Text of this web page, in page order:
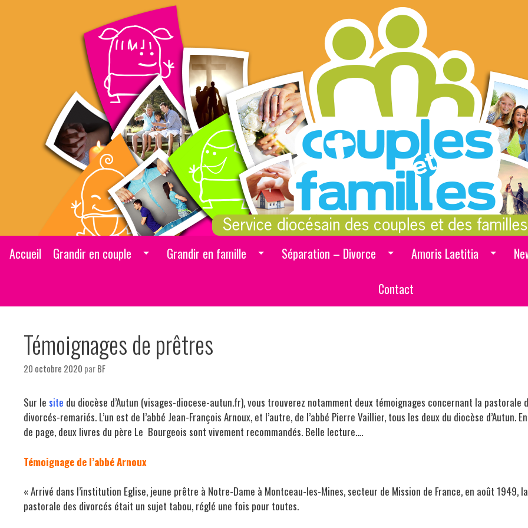
Accueil Grandir en couple Grandir en famille Séparation – Divorce Amoris Laetitia
Contact
Témoignages de prêtres
20 octobre 2020 parBF
Sur le site du diocèse d’Autun (visages-diocese-autun.fr), vous trouverez notamment deux témoignages concernant la pastorale
divorcés-remariés. L’un est de l’abbé Jean-François Arnoux, et l’autre, de l’abbé Pierre Vaillier, tous les deux du diocèse d’Autun.
de page, deux livres du père Le Bourgeois sont vivement recommandés. Belle lecture….
Témoignage de l’abbé Arnoux
« Arrivé dans l’institution Eglise, jeune prêtre à Notre-Dame à Montceau-les-Mines, secteur de Mission de France, en août 1949, la
pastorale des divorcés était un sujet tabou, réglé une fois pour toutes.